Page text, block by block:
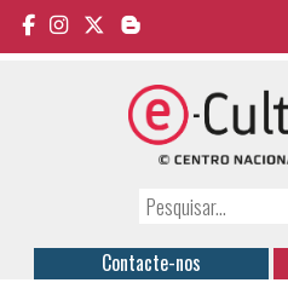
Contacte-nos